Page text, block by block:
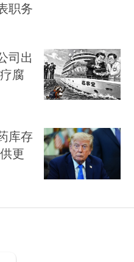
职务
司出
腐
库存
更